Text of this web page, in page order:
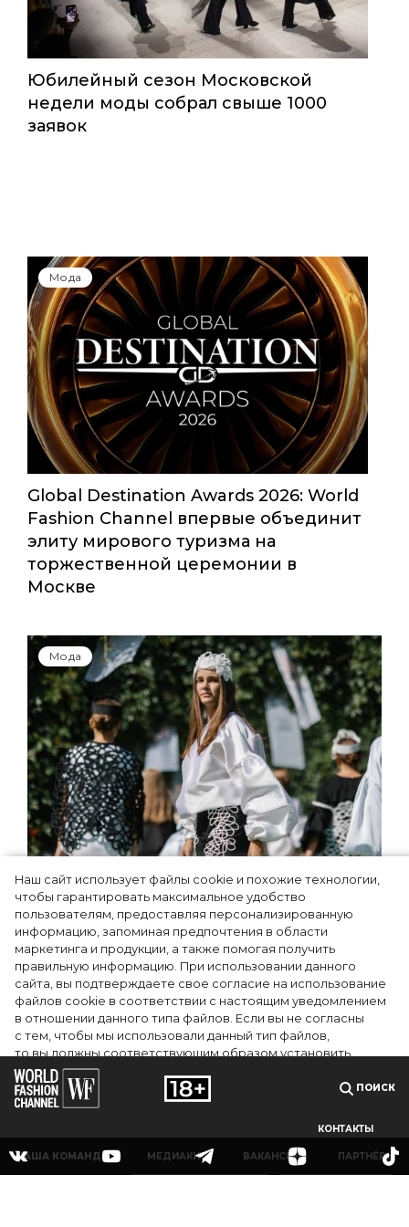
Наш сайт использует файлы cookie и похожие технологии,
чтобы гарантировать максимальное удобство
пользователям, предоставляя персонализированную
информацию, запоминая предпочтения в области
маркетинга и продукции, а также помогая получить
правильную информацию. При использовании данного
сайта, вы подтверждаете свое согласие на использование
файлов cookie в соответствии с настоящим уведомлением
в отношении данного типа файлов. Если вы не согласны
с тем, чтобы мы использовали данный тип файлов,
то вы должны соответствующим образом установить
настройки вашего браузера или не использовать сайт wfc.tv
СОГЛАСЕН
Юбилейный сезон Московской
недели моды собрал свыше 1000
заявок
Мода
Global Destination Awards 2026: World
Fashion Channel впервые объединит
элиту мирового туризма на
торжественной церемонии в
Москве
Мода
Показы для души: как Алтай стал новой
точкой на карте российской моды —
Там, где вдохновение само находит
дизайнера
ПОИСК
КОНТАКТЫ
НАША КОМАНДА МЕДИАКИТ ВАКАНСИИ ПАРТНЁРЫ